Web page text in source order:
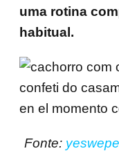
uma rotina
habitual.
Fonte: